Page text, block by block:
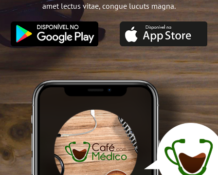
amet lectus vitae, congue lucuts magna.